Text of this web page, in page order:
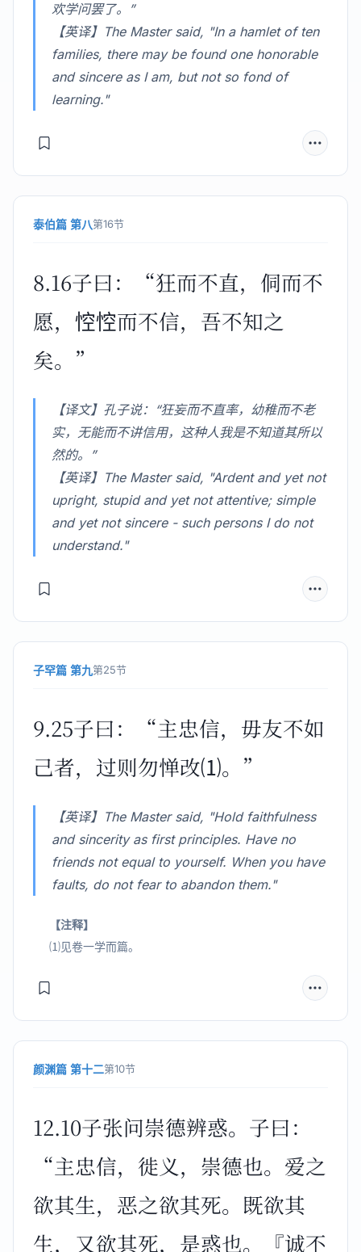
欢学问罢了。”
【英译】The Master said, "In a hamlet of ten
families, there may be found one honorable
and sincere as I am, but not so fond of
learning."
泰伯篇 第八第16节
8.16子曰：“狂而不直，侗而不
愿，悾悾而不信，吾不知之
矣。”
【译文】孔子说：“狂妄而不直率，幼稚而不老
实，无能而不讲信用，这种人我是不知道其所以
然的。”
【英译】The Master said, "Ardent and yet not
upright, stupid and yet not attentive; simple
and yet not sincere - such persons I do not
understand."
子罕篇 第九第25节
9.25子曰：“主忠信，毋友不如
己者，过则勿惮改⑴。”
【英译】The Master said, "Hold faithfulness
and sincerity as first principles. Have no
friends not equal to yourself. When you have
faults, do not fear to abandon them."
【注释】
⑴见卷一学而篇。
颜渊篇 第十二第10节
12.10子张问崇德辨惑。子曰：
“主忠信，徙义，崇德也。爱之
欲其生，恶之欲其死。既欲其
生，又欲其死，是惑也。『诚不